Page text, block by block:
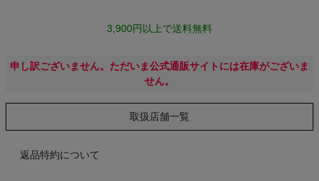
もっと見る
3,900円以上で送料無料
申し訳ございません。ただいま公式通販サイトには在庫がございま
せん。
取扱店舗一覧
返品特約について